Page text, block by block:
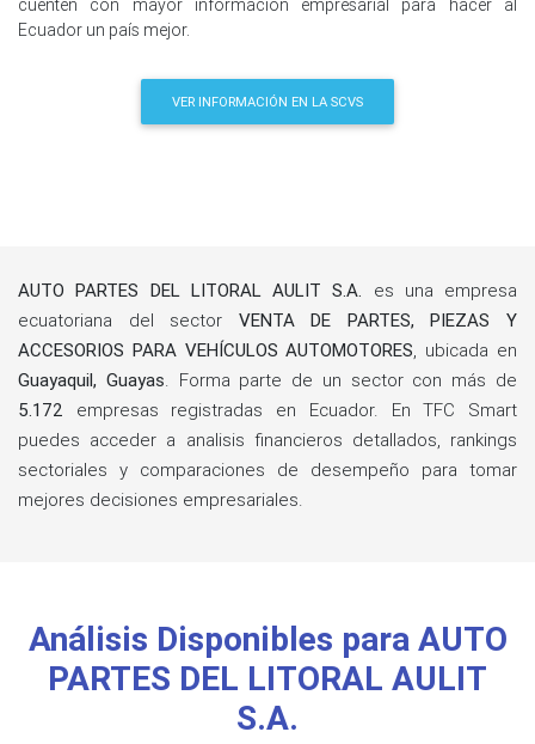
cuenten con mayor información empresarial para hacer al
Ecuador un país mejor.
VER INFORMACIÓN EN LA SCVS
AUTO PARTES DEL LITORAL AULIT S.A. es una empresa
ecuatoriana del sector VENTA DE PARTES, PIEZAS Y
ACCESORIOS PARA VEHÍCULOS AUTOMOTORES, ubicada en
Guayaquil, Guayas. Forma parte de un sector con más de
5.172 empresas registradas en Ecuador. En TFC Smart
puedes acceder a analisis financieros detallados, rankings
sectoriales y comparaciones de desempeño para tomar
mejores decisiones empresariales.
Análisis Disponibles para AUTO
PARTES DEL LITORAL AULIT
S.A.